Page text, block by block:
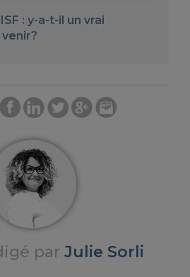
: y-a-t-il un vrai
par Julie Sorli